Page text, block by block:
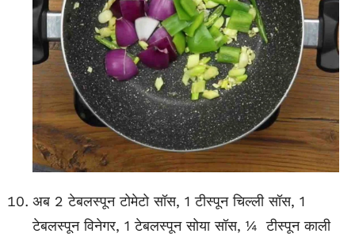
अब 2 टेबलस्पून टोमेटो सॉस, 1 टीस्पून चिल्ली सॉस, 1
टेबलस्पून विनेगर, 1 टेबलस्पून सोया सॉस, ¼ टीस्पून काली